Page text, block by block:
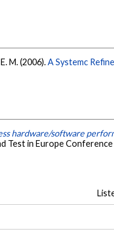
M. (2006).A Systemc
hardware/software
Test in Europe Conference